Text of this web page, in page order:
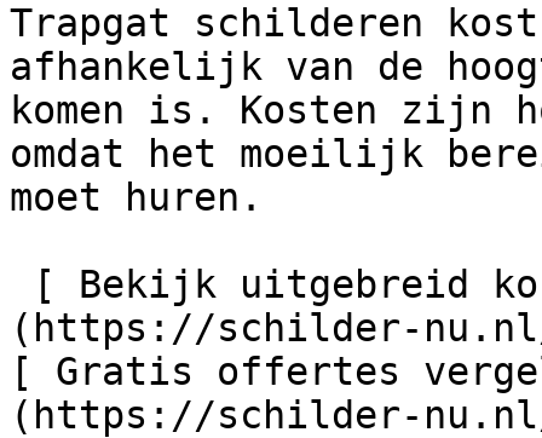
Trapgat schilderen
afhankelijk van de
komen is. Kosten zijn
omdat het moeilijk
moet huren.
(https://schilder-
[ Gratis offertes
(https://schilder-